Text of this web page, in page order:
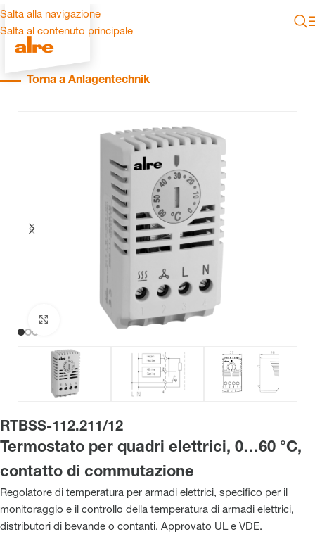
Salta alla navigazione
Salta al contenuto principale
Torna a Anlagentechnik
RTBSS-112.211/12
Termostato per quadri elettrici, 0…60 °C,
contatto di commutazione
Regolatore di temperatura per armadi elettrici, specifico per il
monitoraggio e il controllo della temperatura di armadi elettrici,
distributori di bevande o contanti. Approvato UL e VDE.
Clicca per ingrandire